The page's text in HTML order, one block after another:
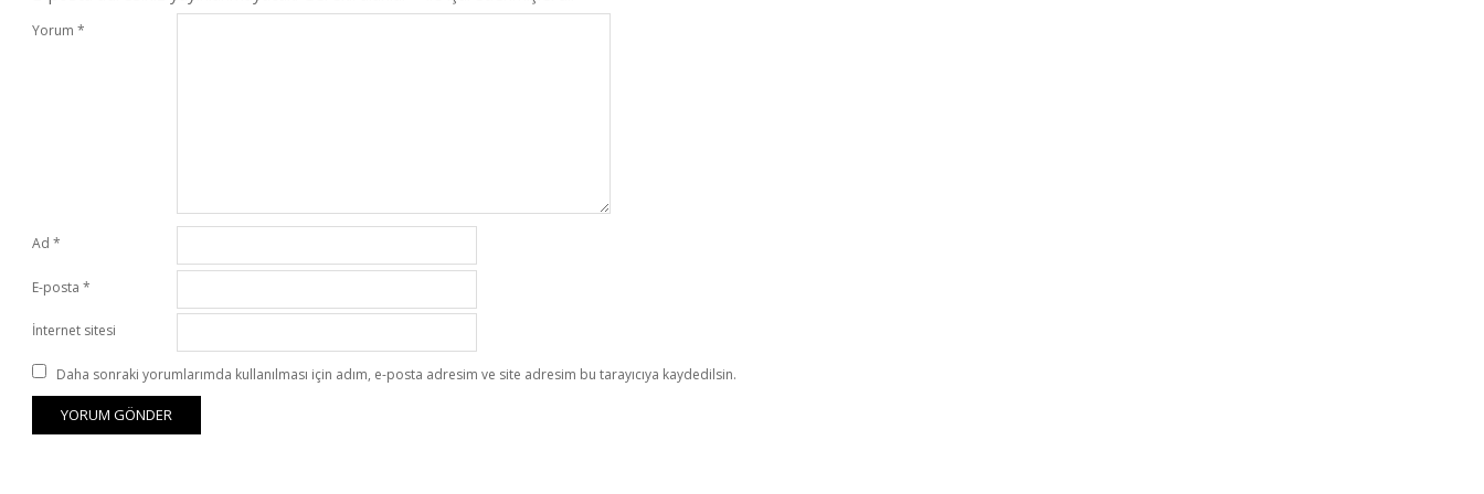
Yorum *
Ad *
E-posta *
İnternet sitesi
Daha sonraki yorumlarımda kullanılması için adım, e-posta adresim ve site adresim bu tarayıcıya kaydedilsin.